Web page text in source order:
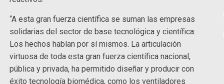
“A esta gran fuerza científica se suman las empresas
solidarias del sector de base tecnológica y científica:
Los hechos hablan por sí mismos. La articulación
virtuosa de toda esta gran fuerza científica nacional,
pública y privada, ha permitido diseñar y producir con
éxito tecnología biomédica, como los ventiladores